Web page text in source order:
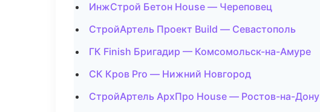
ИнжСтрой Бетон House — Череповец
СтройАртель Проект Build — Севастополь
ГК Finish Бригадир — Комсомольск-на-Амуре
СК Кров Pro — Нижний Новгород
СтройАртель АрхПро House — Ростов-на-Дону